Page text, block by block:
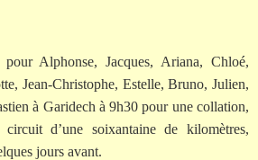
Alphonse, Jacques, Ariana, Chloé,
Jean-Christophe, Estelle, Bruno, Julien,
à Garidech à 9h30 pour une collation,
d’une soixantaine de kilomètres,
jours avant.